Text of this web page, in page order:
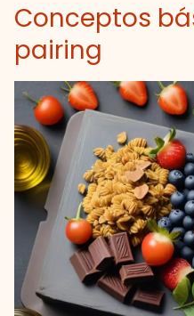
Conceptos
pairing